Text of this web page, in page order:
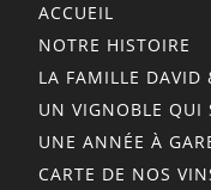
ACCUEIL
NOTRE HISTOIRE
LA FAMILLE DAVID
UN VIGNOBLE QUI
UNE ANNÉE À
CARTE DE NOS